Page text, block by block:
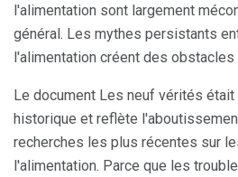
l'alimentation sont largement
général. Les mythes persistants
l'alimentation créent des obstacles
Le document Les neuf vérités était
historique et reflète
recherches les plus récentes sur
l'alimentation. Parce que les